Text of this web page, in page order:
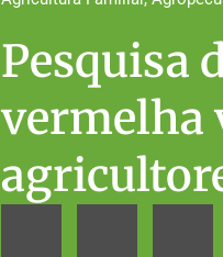
Pesquisa
vermelha